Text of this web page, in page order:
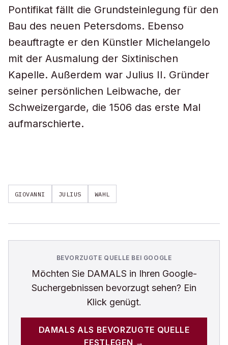
Pontifikat fällt die Grundsteinlegung für den
Bau des neuen Petersdoms. Ebenso
beauftragte er den Künstler Michelangelo
mit der Ausmalung der Sixtinischen
Kapelle. Außerdem war Julius II. Gründer
seiner persönlichen Leibwache, der
Schweizergarde, die 1506 das erste Mal
aufmarschierte.
GIOVANNI JULIUS WAHL
BEVORZUGTE QUELLE BEI GOOGLE
Möchten Sie DAMALS in Ihren Google-
Suchergebnissen bevorzugt sehen? Ein
Klick genügt.
DAMALS ALS BEVORZUGTE QUELLE
FESTLEGEN →